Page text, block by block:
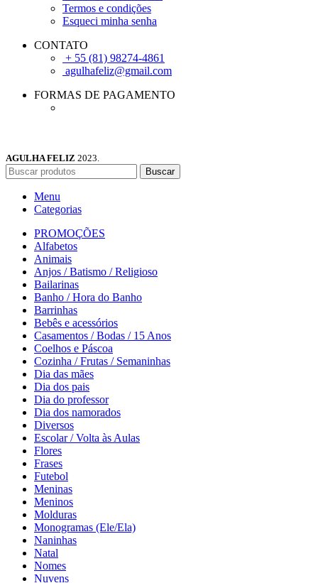
Termos e condições
Esqueci minha senha
CONTATO
+ 55 (81) 98274-4861
agulhafeliz@gmail.com
FORMAS DE PAGAMENTO
AGULHA FELIZ 2023.
Buscar
Menu
Categorias
PROMOÇÕES
Alfabetos
Animais
Anjos / Batismo / Religioso
Bailarinas
Banho / Hora do Banho
Barrinhas
Bebês e acessórios
Casamentos / Bodas / 15 Anos
Coelhos e Páscoa
Cozinha / Frutas / Semaninhas
Dia das mães
Dia dos pais
Dia do professor
Dia dos namorados
Diversos
Escolar / Volta às Aulas
Flores
Frases
Futebol
Meninas
Meninos
Molduras
Monogramas (Ele/Ela)
Naninhas
Natal
Nomes
Nuvens